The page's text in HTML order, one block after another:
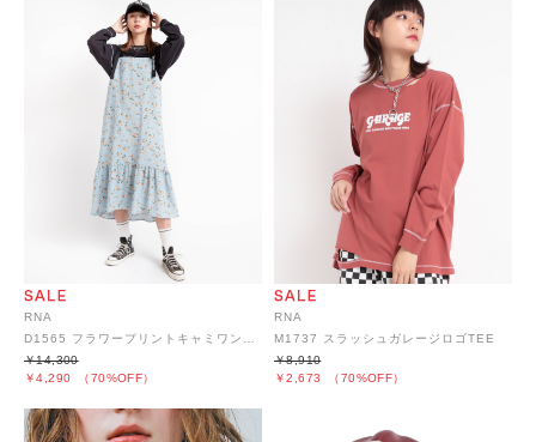
RNA
￥4,290 （70%OFF）
￥14,300
RNA
M1737 スラッシュガレージロゴTEE
￥2,673 （70%OFF）
￥8,910